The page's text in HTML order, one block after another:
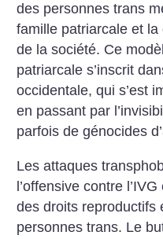
des personnes trans
famille patriarcale et
de la société. Ce
patriarcale s’inscrit
occidentale, qui s’est
en passant par
parfois de génocides
Les attaques
l’offensive contre
des droits reproductifs
personnes trans. Le